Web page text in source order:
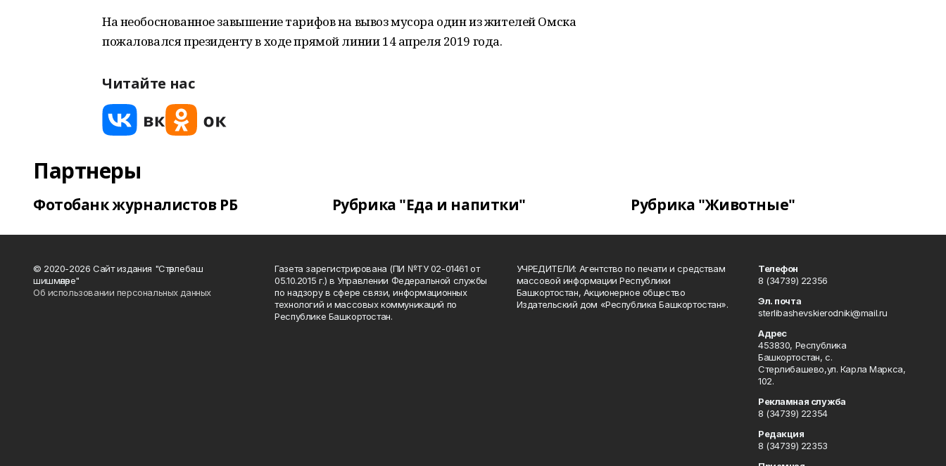
На необоснованное завышение тарифов на вывоз мусора один из жителей Омска
пожаловался президенту в ходе прямой линии 14 апреля 2019 года.
Читайте нас
Партнеры
Фотобанк журналистов РБ Рубрика "Еда и напитки" Рубрика "Животные"
© 2020-2026 Сайт издания "Стәрлебаш
шишмәләре"
Об использовании персональных данных
Газета зарегистрирована (ПИ №ТУ 02-01461 от
05.10.2015 г.) в Управлении Федеральной службы
по надзору в сфере связи, информационных
технологий и массовых коммуникаций по
Республике Башкортостан.
УЧРЕДИТЕЛИ: Агентство по печати и средствам
массовой информации Республики
Башкортостан, Акционерное общество
Издательский дом «Республика Башкортостан».
Телефон
8 (34739) 22356
Эл. почта
sterlibashevskierodniki@mail.ru
Адрес
453830, Республика
Башкортостан, c.
Стерлибашево,ул. Карла Маркса,
102.
Рекламная служба
8 (34739) 22354
Редакция
8 (34739) 22353